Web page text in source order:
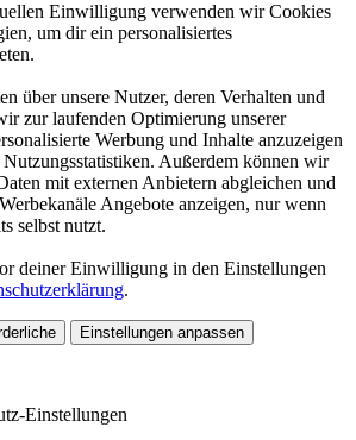
Einwilligung verwenden wir Cookies
um dir ein personalisiertes
über unsere Nutzer, deren Verhalten und
zur laufenden Optimierung unserer
Werbung und Inhalte anzuzeigen
Außerdem können wir
mit externen Anbietern abgleichen und
Angebote anzeigen, nur wenn
selbst nutzt.
deiner Einwilligung in den Einstellungen
.
Einstellungen anpassen
Einstellungen